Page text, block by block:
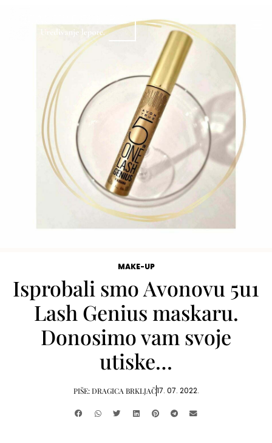
MAKE-UP
Isprobali smo Avonovu 5u1
Lash Genius maskaru.
Donosimo vam svoje
utiske…
PIŠE:DRAGICA BRKLJAČ17. 07. 2022.